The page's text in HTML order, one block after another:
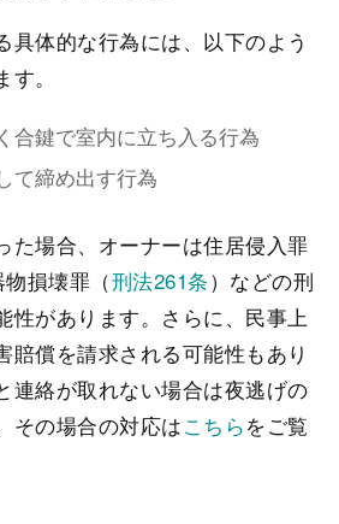
具体的な行為には、以下のよう
。
合鍵で室内に立ち入る行為
て締め出す行為
た場合、オーナーは住居侵入罪
物損壊罪（刑法261条）などの刑
性があります。さらに、民事上
賠償を請求される可能性もあり
連絡が取れない場合は夜逃げの
その場合の対応はこちらをご覧